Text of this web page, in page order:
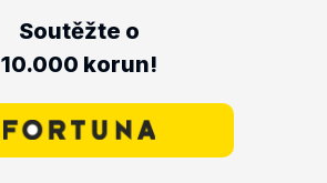
Soutěžte o
10.000 korun!